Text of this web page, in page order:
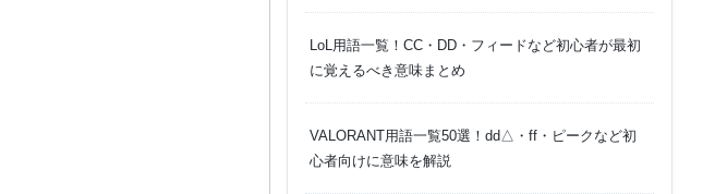
LoL用語一覧！CC・DD・フィードなど初心者が最初
に覚えるべき意味まとめ
VALORANT用語一覧50選！dd△・ff・ピークなど初
心者向けに意味を解説